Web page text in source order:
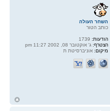
השחר העולה
כותב הטור
הודעות:
הצטרף: ג' אוקטובר 08, 2002 11:27 pm
מיקום: אוניברסיטת ת